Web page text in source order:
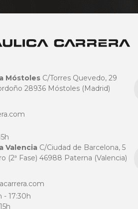
MóstolesC/Torres Quevedo, 29
28936 Móstoles (Madrid)
ValenciaC/Ciudad de Barcelona, 5
(2ª Fase) 46988 Paterna (Valencia)
- 17:30h